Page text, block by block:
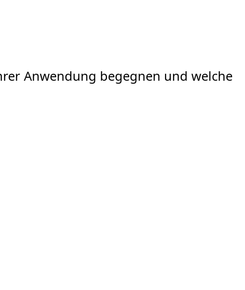
Anwendung begegnen und welche